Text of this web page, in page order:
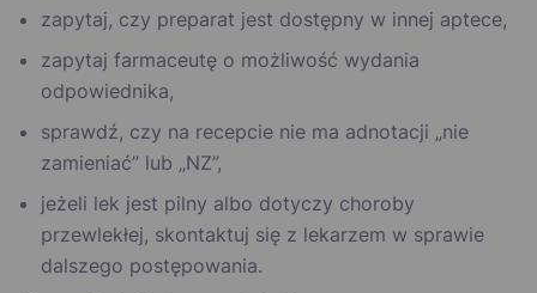
zapytaj, czy preparat jest dostępny w innej aptece,
zapytaj farmaceutę o możliwość wydania
odpowiednika,
sprawdź, czy na recepcie nie ma adnotacji „nie
zamieniać” lub „NZ”,
jeżeli lek jest pilny albo dotyczy choroby
przewlekłej, skontaktuj się z lekarzem w sprawie
dalszego postępowania.